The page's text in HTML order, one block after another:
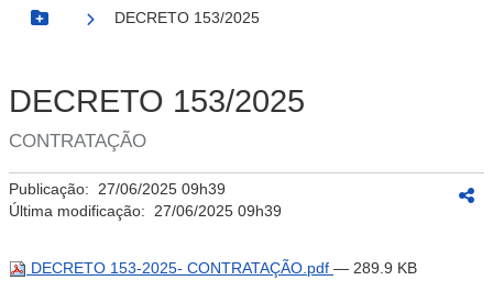
Botão Menu
DECRETO 153/2025
DECRETO 153/2025
CONTRATAÇÃO
Publicação: 27/06/2025 09h39
Última modificação: 27/06/2025 09h39
DECRETO 153-2025- CONTRATAÇÃO.pdf — 289.9 KB